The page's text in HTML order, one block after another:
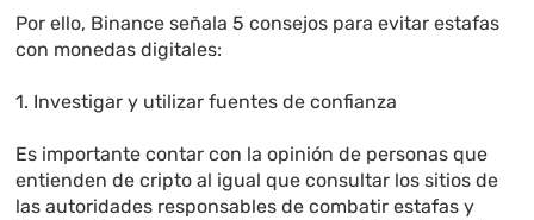
Por ello, Binance señala 5 consejos para evitar estafas
con monedas digitales:
1. Investigar y utilizar fuentes de confianza
Es importante contar con la opinión de personas que
entienden de cripto al igual que consultar los sitios de
las autoridades responsables de combatir estafas y